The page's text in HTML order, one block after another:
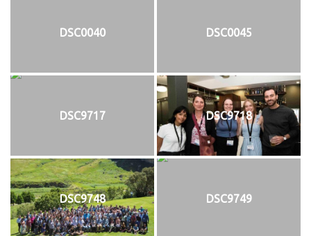
DSC0040 DSC0045
DSC9717 DSC9718
DSC9748 DSC9749